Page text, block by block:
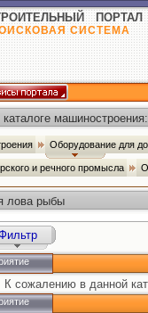
ПОРТАЛ
СИСТЕМА
машиностроения:
Оборудование для
и речного промысла
лова рыбы
К сожалению в данной